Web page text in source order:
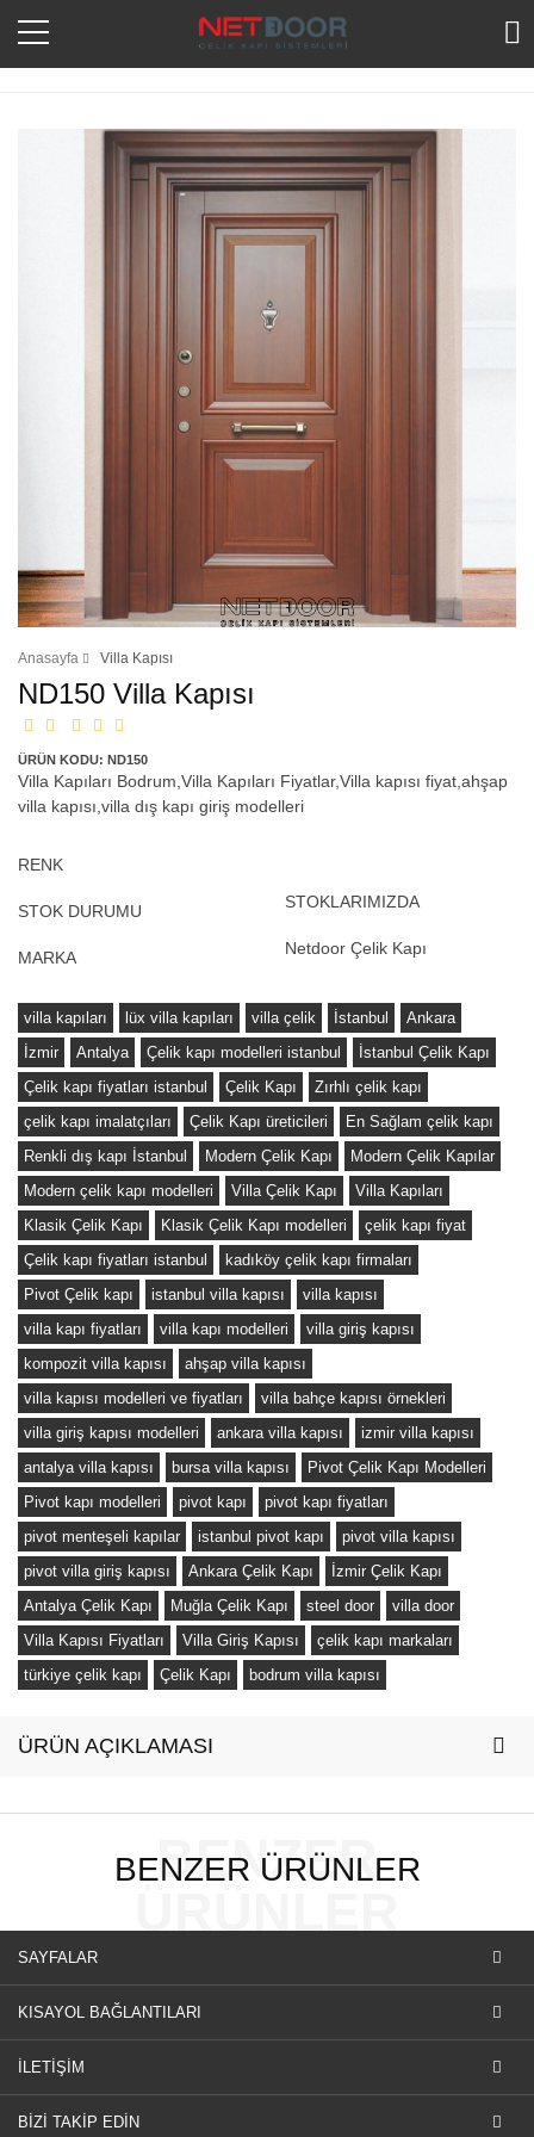
Anasayfa Villa Kapısı
ND150 Villa Kapısı
ÜRÜN KODU: ND150
Villa Kapıları Bodrum,Villa Kapıları Fiyatlar,Villa kapısı fiyat,ahşap
villa kapısı,villa dış kapı giriş modelleri
RENK
STOK DURUMU STOKLARIMIZDA
MARKA Netdoor Çelik Kapı
villa kapıları lüx villa kapıları villa çelik İstanbul
Ankara
İzmir
Antalya Çelik kapı modelleri istanbul
İstanbul Çelik Kapı
Çelik kapı fiyatları istanbul
Çelik Kapı
Zırhlı çelik kapı
çelik kapı imalatçıları
Çelik Kapı üreticileri
En Sağlam çelik kapı
Renkli dış kapı İstanbul
Modern Çelik Kapı
Modern Çelik Kapılar
Modern çelik kapı modelleri
Villa Çelik Kapı
Villa Kapıları
Klasik Çelik Kapı
Klasik Çelik Kapı modelleri
çelik kapı fiyat
Çelik kapı fiyatları istanbul
kadıköy çelik kapı firmaları
Pivot Çelik kapı
istanbul villa kapısı
villa kapısı
villa kapı fiyatları
villa kapı modelleri
villa giriş kapısı
kompozit villa kapısı
ahşap villa kapısı
villa kapısı modelleri ve fiyatları
villa bahçe kapısı örnekleri
villa giriş kapısı modelleri
ankara villa kapısı
izmir villa kapısı
antalya villa kapısı
bursa villa kapısı
Pivot Çelik Kapı Modelleri
Pivot kapı modelleri
pivot kapı
pivot kapı fiyatları
pivot menteşeli kapılar
istanbul pivot kapı
pivot villa kapısı
pivot villa giriş kapısı
Ankara Çelik Kapı
İzmir Çelik Kapı
Antalya Çelik Kapı
Muğla Çelik Kapı steel door
villa door
Villa Kapısı Fiyatları
Villa Giriş Kapısı
çelik kapı markaları
türkiye çelik kapı
Çelik Kapı bodrum villa kapısı
ÜRÜN AÇIKLAMASI
BENZER ÜRÜNLER
BENZER
SAYFALAR
KISAYOL BAĞLANTILARI
İLETİŞİM
BİZİ TAKİP EDİN